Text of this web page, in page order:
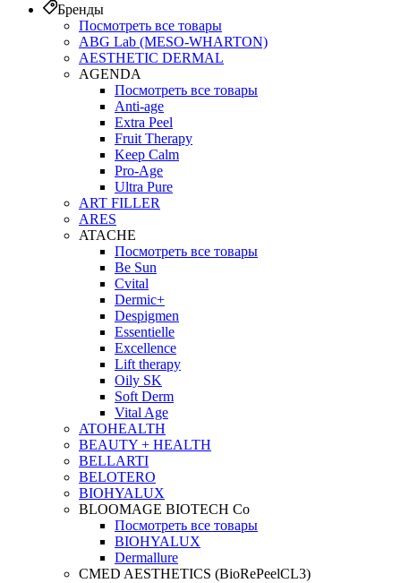
Бренды
Посмотреть все товары
ABG Lab (MESO-WHARTON)
AESTHETIC DERMAL
AGENDA
Посмотреть все товары
Anti-age
Extra Peel
Fruit Therapy
Keep Calm
Pro‑Age
Ultra Pure
ART FILLER
ARES
ATACHE
Посмотреть все товары
Be Sun
Cvital
Dermic+
Despigmen
Essentielle
Excellence
Lift therapy
Oily SK
Soft Derm
Vital Age
ATOHEALTH
BEAUTY + HEALTH
BELLARTI
BELOTERO
BIOHYALUX
BLOOMAGE BIOTECH Co
Посмотреть все товары
BIOHYALUX
Dermallure
CMED AESTHETICS (BioRePeelCL3)